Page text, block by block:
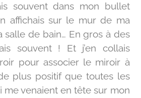
souvent dans mon bullet
affichais sur le mur de ma
salle de bain… En gros à des
souvent ! Et j’en collais
pour associer le miroir à
plus positif que toutes les
me venaient en tête sur mon